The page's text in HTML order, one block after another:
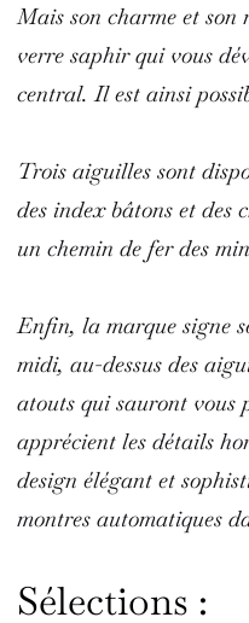
Mais son charme et
verre saphir qui vous
central. Il est ainsi
Trois aiguilles sont
des index bâtons et des
un chemin de fer des
Enfin, la marque signe
midi, au-dessus des
atouts qui sauront vous
apprécient les détails
design élégant et
montres automatiques
Sélections :